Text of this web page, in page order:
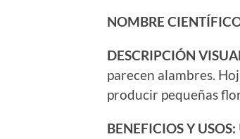
NOMBRE
DESCRIPCIÓN
parecen alambres.
producir pequeñas
BENEFICIOS Y USOS: